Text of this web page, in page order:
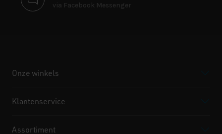
via Facebook Messenger
Onze winkels
Klantenservice
Assortiment